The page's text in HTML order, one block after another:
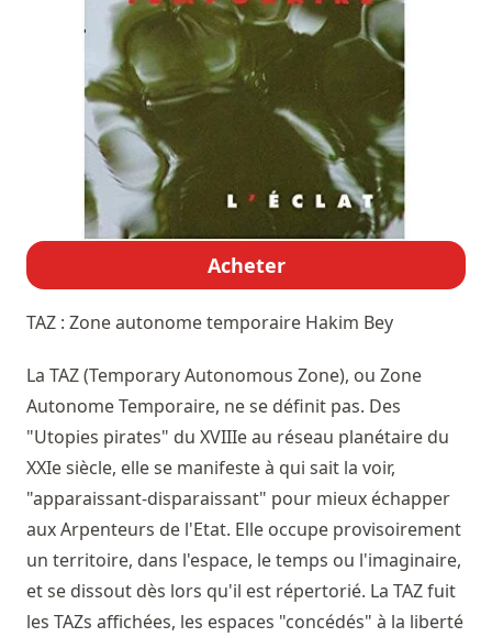
Acheter
TAZ : Zone autonome temporaire Hakim Bey
La TAZ (Temporary Autonomous Zone), ou Zone
Autonome Temporaire, ne se définit pas. Des
"Utopies pirates" du XVIIIe au réseau planétaire du
XXIe siècle, elle se manifeste à qui sait la voir,
"apparaissant-disparaissant" pour mieux échapper
aux Arpenteurs de l'Etat. Elle occupe provisoirement
un territoire, dans l'espace, le temps ou l'imaginaire,
et se dissout dès lors qu'il est répertorié. La TAZ fuit
les TAZs affichées, les espaces "concédés" à la liberté